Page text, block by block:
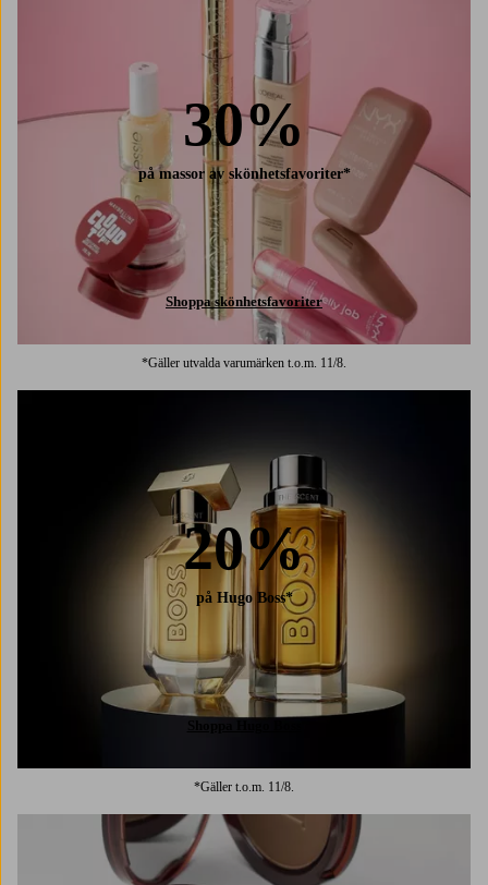
30%
på massor av skönhetsfavoriter*
Shoppa skönhetsfavoriter
*Gäller utvalda varumärken t.o.m. 11/8.
20%
på Hugo Boss*
*Gäller t.o.m. 11/8.